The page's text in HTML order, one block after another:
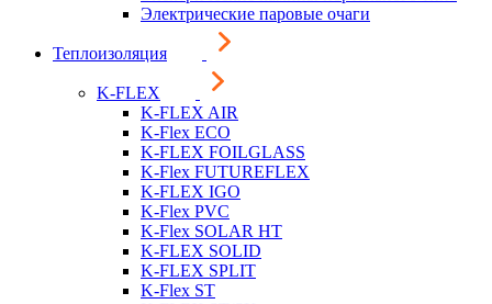
Электрические паровые очаги
Теплоизоляция
K-FLEX
K-FLEX AIR
K-Flex ECO
K-FLEX FOILGLASS
K-Flex FUTUREFLEX
K-FLEX IGO
K-Flex PVC
K-Flex SOLAR HT
K-FLEX SOLID
K-FLEX SPLIT
K-Flex ST